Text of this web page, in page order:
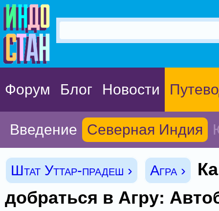
Форум Блог Новости
Введение Северная Индия
Штат Уттар-прадеш › Агра ›
добраться в Агру: